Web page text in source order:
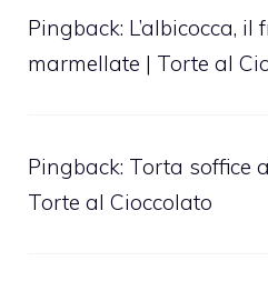
Pingback: L’albicocca,
marmellate | Torte al
Pingback: Torta soffice
Torte al Cioccolato